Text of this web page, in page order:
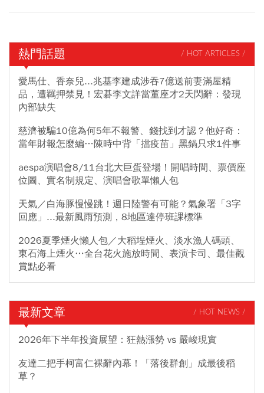
熱門話題 / HOT ARTICLES /
愛馬仕、香奈兒...兆基李建成涉吞7億送前妻滿屋精
品，遭羈押禁見！宏碁李文詳當董座才2天閃辭：發現
內部缺失
慈濟被騙10億為何5年不報警、錢找到才認？他好奇：
當年財報怎麼編…陳時中背「擋疫苗」黑鍋只求1件事
aespa演唱會8/11台北大巨蛋登場！開唱時間、票價座
位圖、實名制規定、演唱會歌單懶人包
天氣／白海豚慢慢跳！週日陸警有可能？氣象署「3字
回應」...最新風雨預測，8地區達停班課標準
2026夏季煙火懶人包／大稻埕煙火、淡水漁人碼頭、
東石海上煙火…全台花火施放時間、表演卡司、最佳觀
賞點必看
最新文章 / HOT NEWS /
2026年下半年投資展望：狂熱漲勢 vs 嚴峻現實
友達二把手柯富仁裸辭內幕！「落後群創」成最後稻
草？